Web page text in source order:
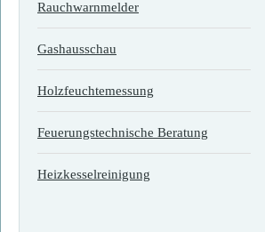
Rauchwarnmelder
Gashausschau
Holzfeuchtemessung
Feuerungstechnische Beratung
Heizkesselreinigung